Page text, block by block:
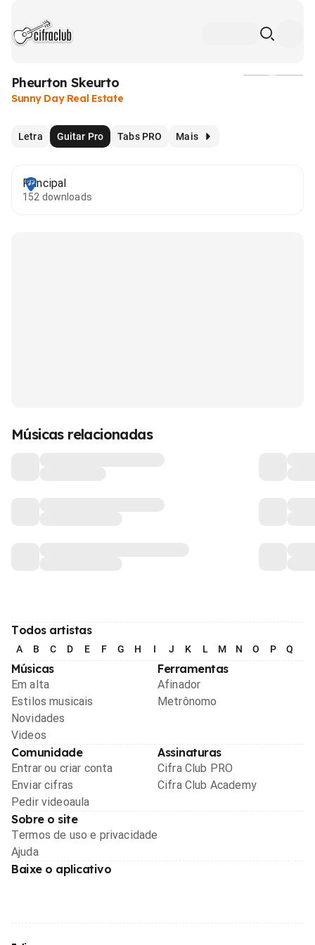
Pheurton Skeurto
Sunny Day Real Estate
Letra Guitar Pro Tabs PRO Mais
Principal
152 downloads
Músicas relacionadas
Todos artistas
A B C D E F G H I J K L M N O P Q
Músicas
Em alta
Estilos musicais
Novidades
Videos
Ferramentas
Afinador
Metrônomo
Comunidade
Entrar ou criar conta
Enviar cifras
Pedir videoaula
Assinaturas
Cifra Club PRO
Cifra Club Academy
Sobre o site
Termos de uso e privacidade
Ajuda
Baixe o aplicativo